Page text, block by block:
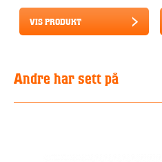
VIS PRODUKT
Andre har sett på